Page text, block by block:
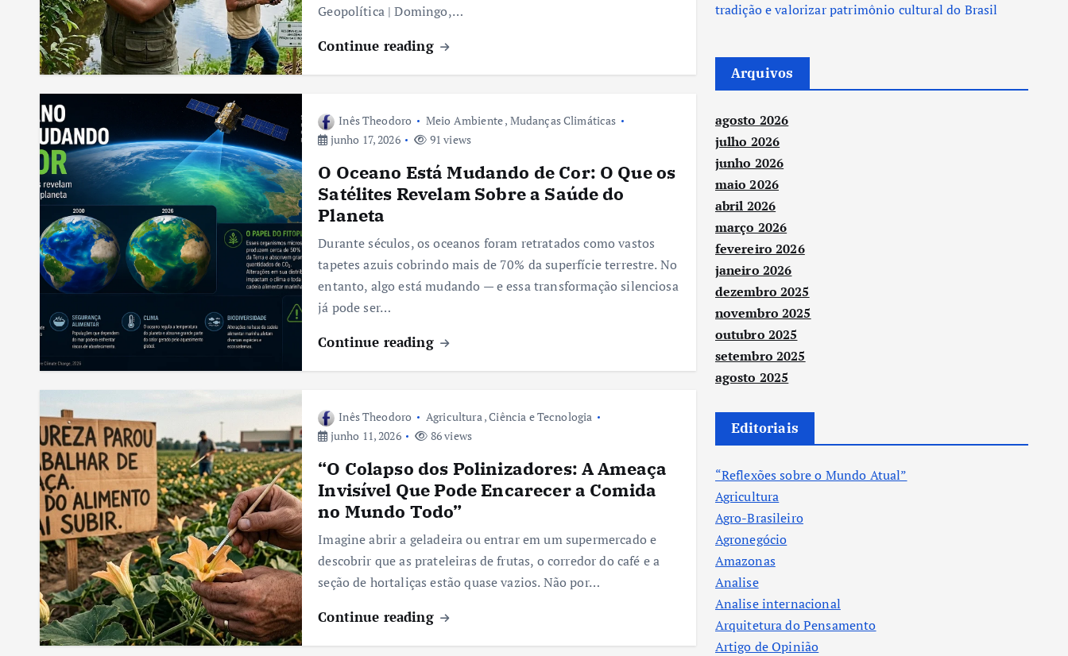
Geopolítica | Domingo,…
Continue reading
Inês Theodoro Meio Ambiente, Mudanças Climáticas
junho 17, 2026
91 views
O Oceano Está Mudando de Cor: O Que os
Satélites Revelam Sobre a Saúde do
Planeta
Durante séculos, os oceanos foram retratados como vastos
tapetes azuis cobrindo mais de 70% da superfície terrestre. No
entanto, algo está mudando — e essa transformação silenciosa
já pode ser…
Continue reading
Inês Theodoro Agricultura,Ciência e Tecnologia
junho 11, 2026
86 views
“O Colapso dos Polinizadores: A Ameaça
Invisível Que Pode Encarecer a Comida
no Mundo Todo”
Imagine abrir a geladeira ou entrar em um supermercado e
descobrir que as prateleiras de frutas, o corredor do café e a
seção de hortaliças estão quase vazios. Não por…
Continue reading
tradição e valorizar patrimônio cultural do Brasil
Arquivos
agosto 2026
julho 2026
junho 2026
maio 2026
abril 2026
março 2026
fevereiro 2026
janeiro 2026
dezembro 2025
novembro 2025
outubro 2025
setembro 2025
agosto 2025
Editoriais
“Reflexões sobre o Mundo Atual”
Agricultura
Agro-Brasileiro
Agronegócio
Amazonas
Analise
Analise internacional
Arquitetura do Pensamento
Artigo de Opinião